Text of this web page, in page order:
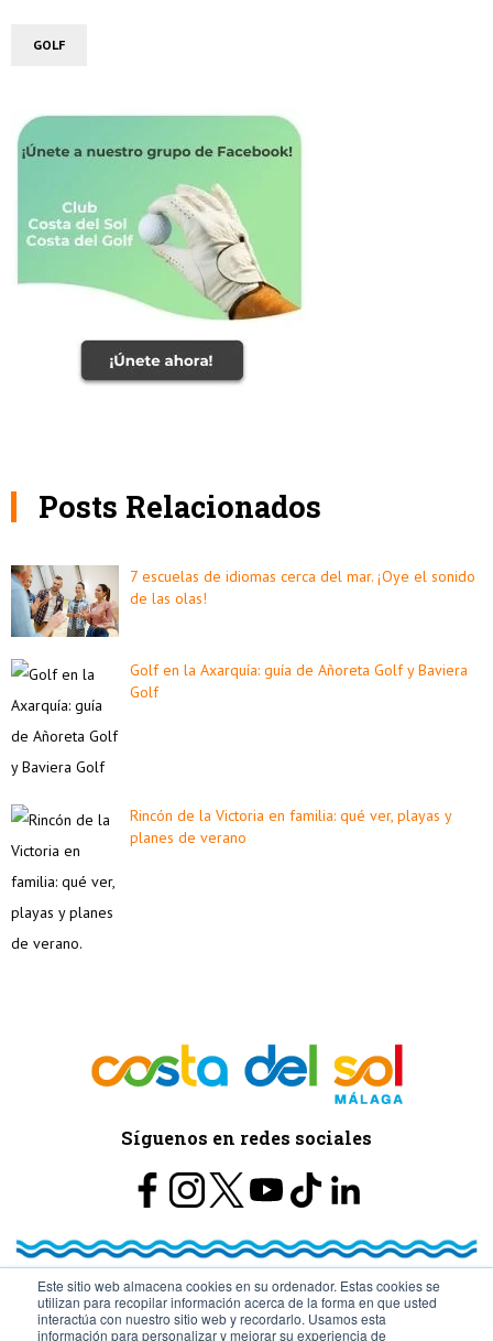
Este sitio web almacena cookies en su ordenador. Estas cookies se
utilizan para recopilar información acerca de la forma en que usted
interactúa con nuestro sitio web y recordarlo. Usamos esta
información para personalizar y mejorar su experiencia de
GOLF
Posts Relacionados
7 escuelas de idiomas cerca del mar. ¡Oye el sonido
de las olas!
Golf en la Axarquía: guía de Añoreta Golf y Baviera
Golf
Rincón de la Victoria en familia: qué ver, playas y
planes de verano
Síguenos en redes sociales
© Turismo y Planificación Costa del Sol S.L.U. Todos los Derechos